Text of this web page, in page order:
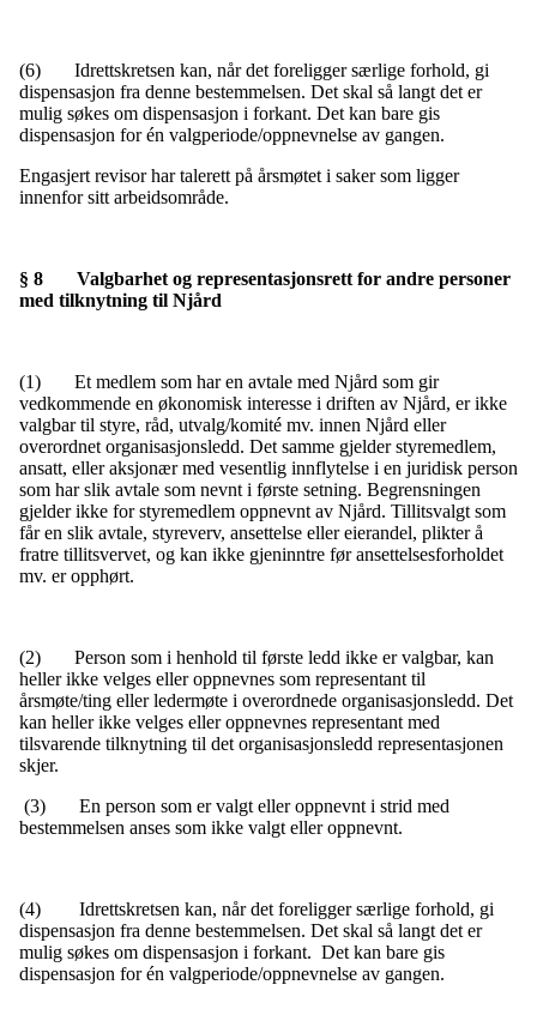
(6) Idrettskretsen kan, når det foreligger særlige forhold, gi
dispensasjon fra denne bestemmelsen. Det skal så langt det er
mulig søkes om dispensasjon i forkant. Det kan bare gis
dispensasjon for én valgperiode/oppnevnelse av gangen.
Engasjert revisor har talerett på årsmøtet i saker som ligger
innenfor sitt arbeidsområde.
§ 8 Valgbarhet og representasjonsrett for andre personer
med tilknytning til Njård
(1) Et medlem som har en avtale med Njård som gir
vedkommende en økonomisk interesse i driften av Njård, er ikke
valgbar til styre, råd, utvalg/komité mv. innen Njård eller
overordnet organisasjonsledd. Det samme gjelder styremedlem,
ansatt, eller aksjonær med vesentlig innflytelse i en juridisk person
som har slik avtale som nevnt i første setning. Begrensningen
gjelder ikke for styremedlem oppnevnt av Njård. Tillitsvalgt som
får en slik avtale, styreverv, ansettelse eller eierandel, plikter å
fratre tillitsvervet, og kan ikke gjeninntre før ansettelsesforholdet
mv. er opphørt.
(2) Person som i henhold til første ledd ikke er valgbar, kan
heller ikke velges eller oppnevnes som representant til
årsmøte/ting eller ledermøte i overordnede organisasjonsledd. Det
kan heller ikke velges eller oppnevnes representant med
tilsvarende tilknytning til det organisasjonsledd representasjonen
skjer.
(3) En person som er valgt eller oppnevnt i strid med
bestemmelsen anses som ikke valgt eller oppnevnt.
(4) Idrettskretsen kan, når det foreligger særlige forhold, gi
dispensasjon fra denne bestemmelsen. Det skal så langt det er
mulig søkes om dispensasjon i forkant. Det kan bare gis
dispensasjon for én valgperiode/oppnevnelse av gangen.